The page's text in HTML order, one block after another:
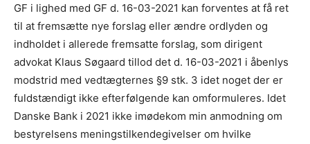
GF i lighed med GF d. 16-03-2021 kan forventes at få ret
til at fremsætte nye forslag eller ændre ordlyden og
indholdet i allerede fremsatte forslag, som dirigent
advokat Klaus Søgaard tillod det d. 16-03-2021 i åbenlys
modstrid med vedtægternes §9 stk. 3 idet noget der er
fuldstændigt ikke efterfølgende kan omformuleres. Idet
Danske Bank i 2021 ikke imødekom min anmodning om
bestyrelsens meningstilkendegivelser om hvilke